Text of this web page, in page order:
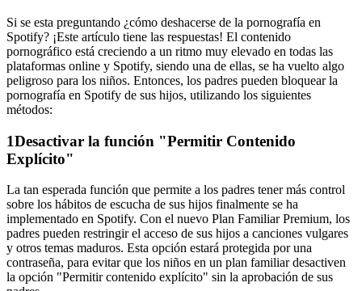
Si se esta preguntando ¿cómo deshacerse de la pornografía en
Spotify? ¡Este artículo tiene las respuestas! El contenido
pornográfico está creciendo a un ritmo muy elevado en todas las
plataformas online y Spotify, siendo una de ellas, se ha vuelto algo
peligroso para los niños. Entonces, los padres pueden bloquear la
pornografía en Spotify de sus hijos, utilizando los siguientes
métodos:
1Desactivar la función "Permitir Contenido
Explícito"
La tan esperada función que permite a los padres tener más control
sobre los hábitos de escucha de sus hijos finalmente se ha
implementado en Spotify. Con el nuevo Plan Familiar Premium, los
padres pueden restringir el acceso de sus hijos a canciones vulgares
y otros temas maduros. Esta opción estará protegida por una
contraseña, para evitar que los niños en un plan familiar desactiven
la opción "Permitir contenido explícito" sin la aprobación de sus